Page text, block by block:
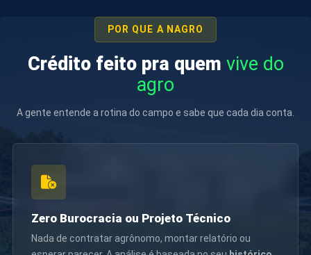
POR QUE A NAGRO
Crédito feito pra quem vive do
agro
A gente entende a rotina do campo e sabe que cada dia conta.
Zero Burocracia ou Projeto Técnico
Nada de contratar agrônomo, montar relatório ou